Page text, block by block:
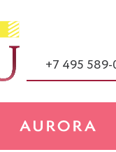
+7 495 589-